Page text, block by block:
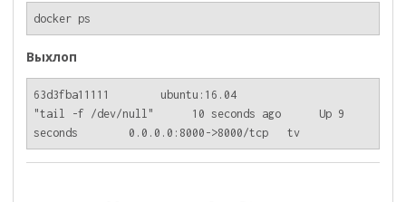
docker ps
Выхлоп
63d3fba11111        ubuntu:16.04
"tail -f /dev/null"      10 seconds ago      Up 9